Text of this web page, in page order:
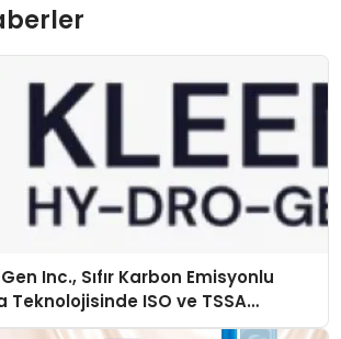
Inc., Sıfır Karbon Emisyonlu
Teknolojisinde ISO ve TSSA
Aldı